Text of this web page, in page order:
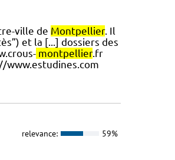
ville de Montpellier. Il
et la [...] dossiers des
montpellier.fr
www.estudines.com
relevance: 59%